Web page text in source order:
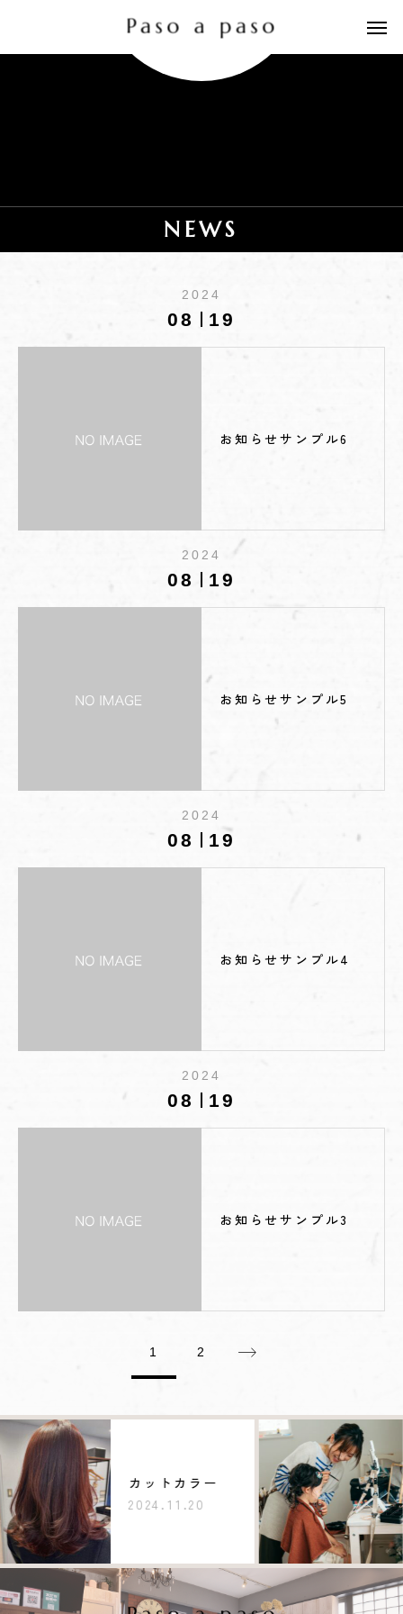
NEWS
2024
08 19
お知らせサンプル6
2024
08 19
お知らせサンプル5
2024
08 19
お知らせサンプル4
2024
08 19
お知らせサンプル3
1 2
カットカラー
2024.11.20